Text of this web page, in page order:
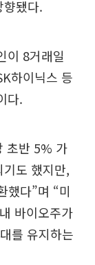
됐다.
이 8거래일
하이닉스 등
다.
초반 5% 가
도 했지만,
했다”며 “미
바이오주가
를 유지하는